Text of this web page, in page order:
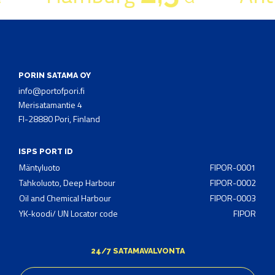
PORIN SATAMA OY
info@portofpori.fi
Merisatamantie 4
FI-28880 Pori, Finland
ISPS PORT ID
Mäntyluoto
FIPOR-0001
Tahkoluoto, Deep Harbour
FIPOR-0002
Oil and Chemical Harbour
FIPOR-0003
YK-koodi/ UN Locator code
FIPOR
24/7 SATAMAVALVONTA